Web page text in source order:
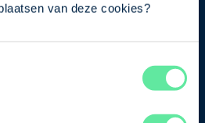
van deze cookies?